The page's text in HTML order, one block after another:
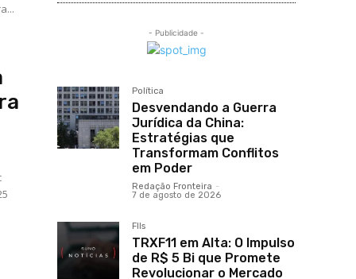
- Publicidade -
Política
Desvendando a Guerra
Jurídica da China:
Estratégias que
Transformam Conflitos
em Poder
Redação Fronteira -
7 de agosto de 2026
FIIs
TRXF11 em Alta: O Impulso
de R$ 5 Bi que Promete
Revolucionar o Mercado